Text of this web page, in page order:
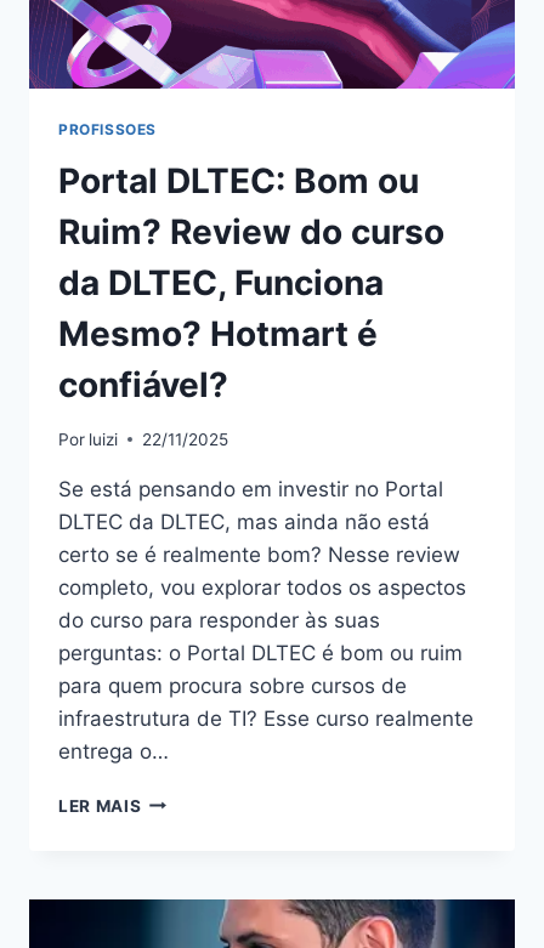
FUNCIONA
MESMO?
HOTMART
CONFIÁVEL?
PROFISSOES
Portal DLTEC: Bom ou
Ruim? Review do curso
da DLTEC, Funciona
Mesmo? Hotmart é
confiável?
Por luizi 22/11/2025
Se está pensando em investir no Portal
DLTEC da DLTEC, mas ainda não está
certo se é realmente bom? Nesse review
completo, vou explorar todos os aspectos
do curso para responder às suas
perguntas: o Portal DLTEC é bom ou ruim
para quem procura sobre cursos de
infraestrutura de TI? Esse curso realmente
entrega o…
LER MAIS PORTAL
RUIM?